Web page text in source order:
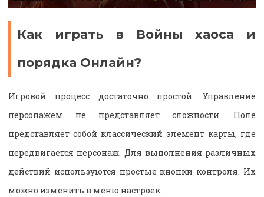
Как играть в Войны хаоса и
порядка Онлайн?
Игровой процесс достаточно простой. Управление
персонажем не представляет сложности. Поле
представляет собой классический элемент карты, где
передвигается персонаж. Для выполнения различных
действий используются простые кнопки контроля. Их
можно изменить в меню настроек.